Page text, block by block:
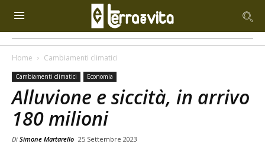
Home Cambiamenti climatici
Cambiamenti climatici Economia
Alluvione e siccità, in arrivo
180 milioni
Di Simone Martarello 25 Settembre 2023